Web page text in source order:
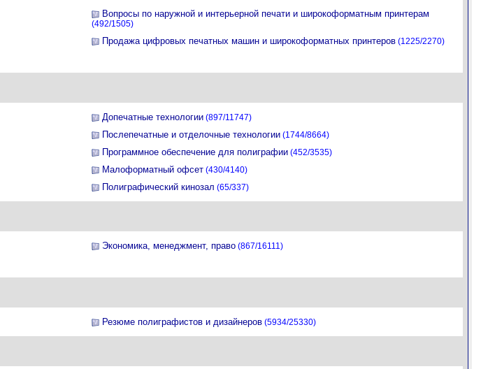
Вопросы по наружной и интерьерной печати и широкоформатным принтерам
(492/1505)
Продажа цифровых печатных машин и широкоформатных принтеров (1225/2270)
Допечатные технологии (897/11747)
Послепечатные и отделочные технологии (1744/8664)
Программное обеспечение для полиграфии (452/3535)
Малоформатный офсет (430/4140)
Полиграфический кинозал (65/337)
Экономика, менеджмент, право (867/16111)
Резюме полиграфистов и дизайнеров (5934/25330)